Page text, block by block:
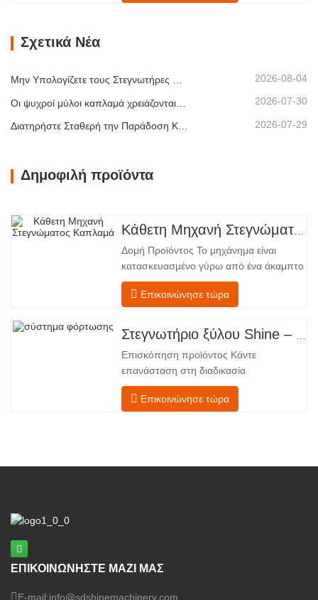
επιστήμη…
Σχετικά Νέα
Μην Υπολογίζετε τους Στεγνωτήρες Καπλαμά Μόνο με Βάση τη Χωρητικότητα 2026-08-04
2026-07-30
2026-07-29
Δημοφιλή προϊόντα
Δομή Προϊόντος Το μηχάνημα είναι
κατασκευασμένο γύρω από ένα άκαμπτο
χαλύβδινο πλαίσιο που υποστηρίζει
τέσσερις ενσωματωμένες λειτουργικές
από την τροφοδοσία έως την
εκφόρτωση. Τμήμα Τροφοδοσίας –
Εξοπλισμένο με έναν μεταφορέα
τροφοδοσίας και έναν μηχανισμό
Επικοινώνησε τώρα
Επισκόπηση προϊόντος Κάντε
επανάσταση στη διαδικασία
στεγνώματος του καπλαμά σας με την
προηγμένη τεχνολογία Shenghuai Ο
επεξεργασίας. Σχεδιασμένο για
Επικοινώνησε τώρα
ΕΠΙΚΟΙΝΩΝΗΣΤΕ ΜΑΖΙ ΜΑΣ
E-mail:info@sdshinemachinery.com